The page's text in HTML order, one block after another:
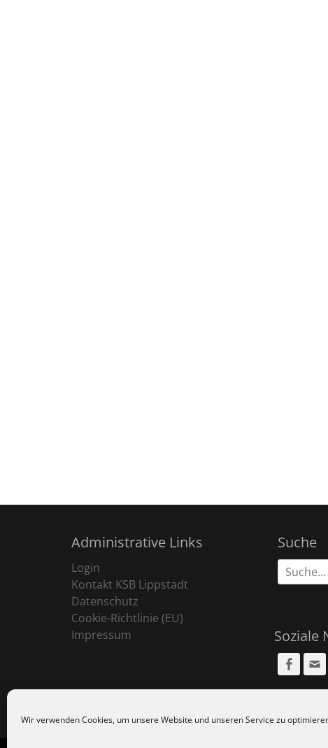
Wir verwenden Cookies, um unsere Website und unseren Service zu
Administrative Links
Login
Kontakt KSB Lippstadt
Datenschutz
Cookie-Richtlinie (EU)
Impressum
Suche
Suche
nach:
Soziale